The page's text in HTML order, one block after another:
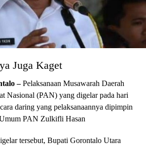
Juga Kaget
–Pelaksanaan Musawarah Daerah
Nasional (PAN) yang digelar pada hari
daring yang pelaksanaannya dipimpin
PAN Zulkifli Hasan
tersebut, Bupati Gorontalo Utara